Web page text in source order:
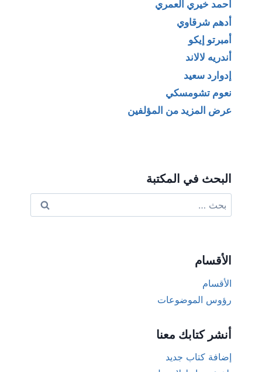
أحمد خيري العمري
أدهم شرقاوي
أمبرتو إيكو
أندريه لالاند
إدوارد سعيد
نعوم تشومسكي
عرض المزيد من المؤلفين
البحث في المكتبة
عن:
الأقسام
الأقسام
رؤوس الموضوعات
أنشر كتابك معنا
إضافة كتاب جديد